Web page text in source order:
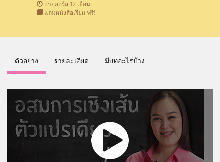
อายุคอร์ส 12 เดือน
แถมหนังสือเรียน ฟรี!
ตัวอย่าง รายละเอียด มีบทอะไรบ้าง